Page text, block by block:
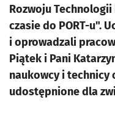
Rozwoju Technologii
czasie do PORT-u".
i oprowadzali
Piątek i Pani
naukowcy i technicy
udostępnione dla